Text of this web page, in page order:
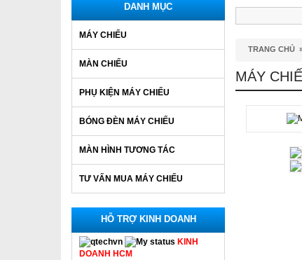
DANH MỤC
MÁY CHIẾU
MÀN CHIẾU
PHỤ KIỆN MÁY CHIẾU
BÓNG ĐÈN MÁY CHIẾU
MÀN HÌNH TƯƠNG TÁC
TƯ VẤN MUA MÁY CHIẾU
HỖ TRỢ KINH DOANH
KINH
DOANH HCM
TRANG CHỦ
MÁY